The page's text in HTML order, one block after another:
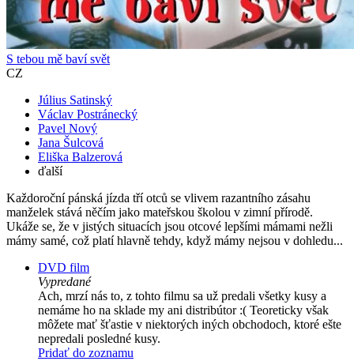
S tebou mě baví svět
CZ
Július Satinský
Václav Postránecký
Pavel Nový
Jana Šulcová
Eliška Balzerová
ďalší
Každoroční pánská jízda tří otců se vlivem razantního zásahu
manželek stává něčím jako mateřskou školou v zimní přírodě.
Ukáže se, že v jistých situacích jsou otcové lepšími mámami nežli
mámy samé, což platí hlavně tehdy, když mámy nejsou v dohledu...
DVD film
Vypredané
Ach, mrzí nás to, z tohto filmu sa už predali všetky kusy a
nemáme ho na sklade my ani distribútor :( Teoreticky však
môžete mať šťastie v niektorých iných obchodoch, ktoré ešte
nepredali posledné kusy.
Pridať do zoznamu